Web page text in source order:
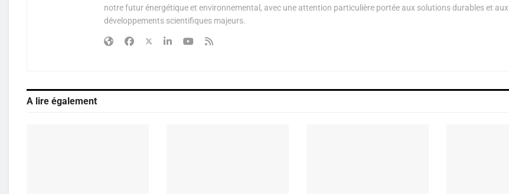
notre futur énergétique et environnemental, avec une attention particulière portée aux solutions durables et aux
développements scientifiques majeurs.
A lire également